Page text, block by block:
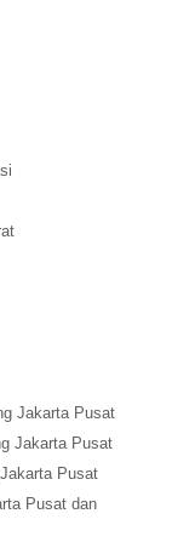
Jakarta Pusat
Jakarta Pusat
Pusat
Pusat dan